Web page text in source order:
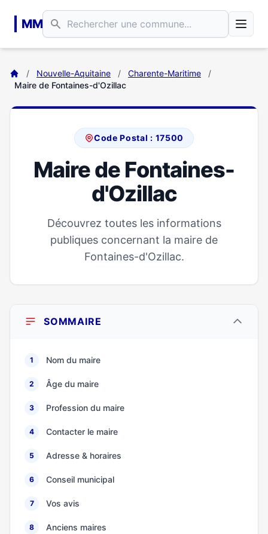
MM
/ Nouvelle-Aquitaine / Charente-Maritime
/
Maire de Fontaines-d'Ozillac
Code Postal : 17500
Maire de Fontaines-
d'Ozillac
Découvrez toutes les informations
publiques concernant la maire de
Fontaines-d'Ozillac.
SOMMAIRE
1 Nom du maire
2 Âge du maire
3 Profession du maire
4 Contacter le maire
5 Adresse & horaires
6 Conseil municipal
7 Vos avis
8 Anciens maires